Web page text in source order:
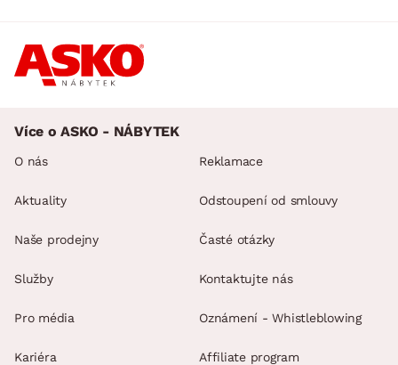
Více o ASKO - NÁBYTEK
O nás
Aktuality
Naše prodejny
Služby
Pro média
Kariéra
Reklamace
Odstoupení od smlouvy
Časté otázky
Kontaktujte nás
Oznámení - Whistleblowing
Affiliate program